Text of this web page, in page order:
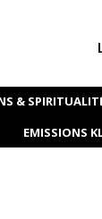
&
EMISSIONS